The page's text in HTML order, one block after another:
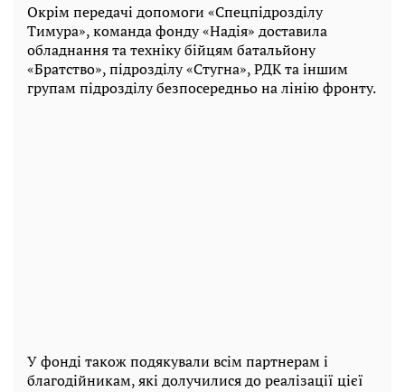
Окрім передачі допомоги «Спецпідрозділу
Тимура», команда фонду «Надія» доставила
обладнання та техніку бійцям батальйону
«Братство», підрозділу «Стугна», РДК та іншим
групам підрозділу безпосередньо на лінію фронту.
У фонді також подякували всім партнерам і
благодійникам, які долучилися до реалізації цієї